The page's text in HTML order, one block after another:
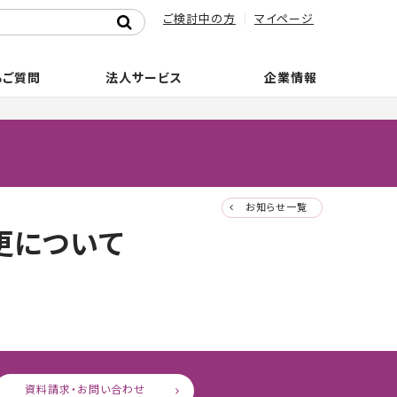
質問 法人サービス 企業情報
ご検討中の方 マイページ
お知らせ一覧
について
資料請求・お問い合わせ